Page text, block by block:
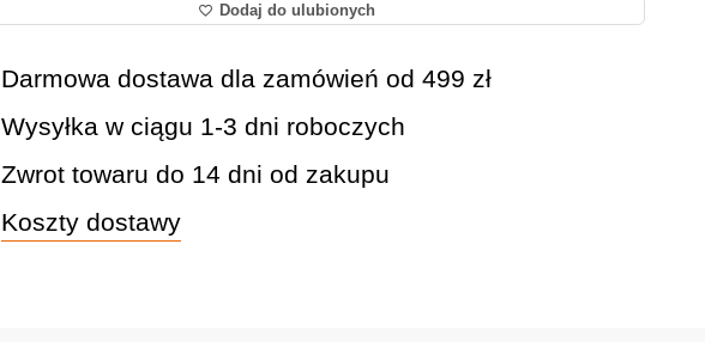
Dodaj do ulubionych
Darmowa dostawa dla zamówień od 499 zł
Wysyłka w ciągu 1-3 dni roboczych
Zwrot towaru do 14 dni od zakupu
Koszty dostawy